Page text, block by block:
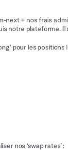
next + nos frais
plateforme. Il
pour les positions
nos ‘swap rates’ :